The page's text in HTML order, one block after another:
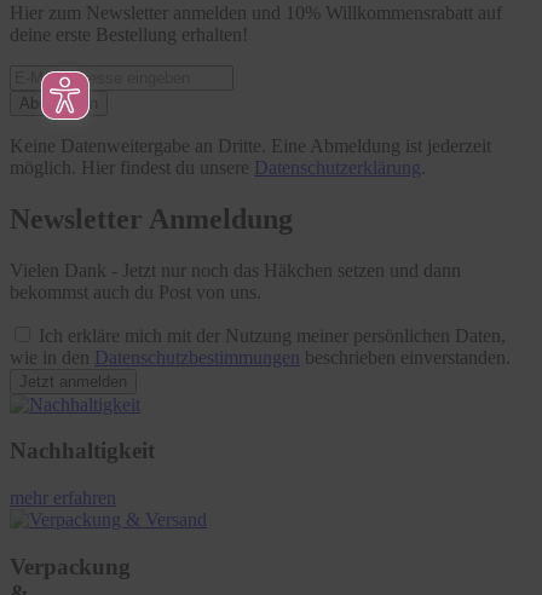
Hier zum Newsletter anmelden und 10% Willkommensrabatt auf
deine erste Bestellung erhalten!
Abonnieren
Keine Datenweitergabe an Dritte. Eine Abmeldung ist jederzeit
möglich. Hier findest du unsere Datenschutzerklärung
Newsletter Anmeldung
Vielen Dank - Jetzt nur noch das Häkchen setzen und dann
bekommst auch du Post von uns.
Ich erkläre mich mit der Nutzung meiner persönlichen Daten,
wie in den Datenschutzbestimmungen beschrieben einverstanden.
Jetzt anmelden
Nachhaltigkeit
mehr erfahren
Verpackung